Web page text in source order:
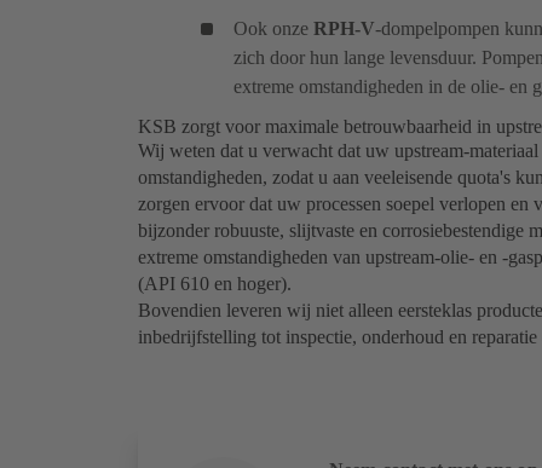
Ook onze RPH-V-dompelpompen
zich door hun lange levensduur.
extreme omstandigheden in de olie- en
KSB zorgt voor maximale betrouwbaarheid in
Wij weten dat u verwacht dat uw upstream-
omstandigheden, zodat u aan veeleisende quota's
zorgen ervoor dat uw processen soepel verlopen
bijzonder robuuste, slijtvaste en corrosiebestendige
extreme omstandigheden van upstream-olie- en -
(API 610 en hoger).
Bovendien leveren wij niet alleen eersteklas
inbedrijfstelling tot inspectie, onderhoud en reparatie